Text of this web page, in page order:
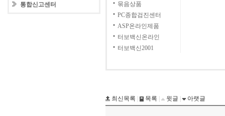
통합신고센터
묶음상품
PC종합검진센터
ASP온라인제품
터보백신온라인
터보백신2001
최신목록 목록 윗글 아랫글